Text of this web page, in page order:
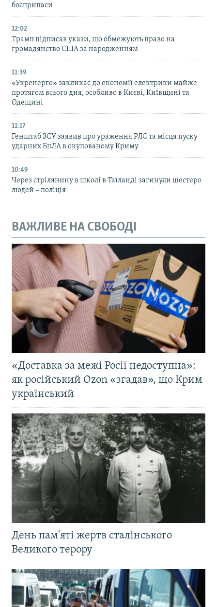
боєприпаси
12:02
Трамп підписав укази, що обмежують право на
громадянство США за народженням
11:39
«Укренерго» закликає до економії електрики майже
протягом всього дня, особливо в Києві, Київщині та
Одещині
11:17
Генштаб ЗСУ заявив про ураження РЛС та місця пуску
ударних БпЛА в окупованому Криму
10:49
Через стрілянину в школі в Таїланді загинули шестеро
людей – поліція
ВАЖЛИВЕ НА СВОБОДІ
«Доставка за межі Росії недоступна»:
як російський Ozon «згадав», що Крим
український
День пам'яті жертв сталінського
Великого терору